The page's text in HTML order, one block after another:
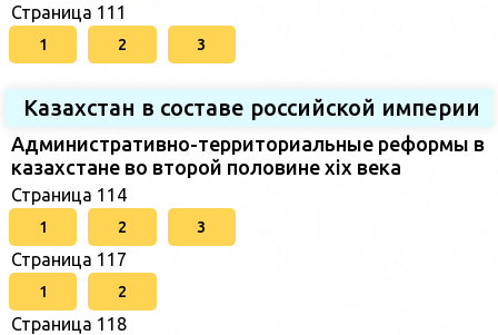
Страница 111
1 2 3
Казахстан в составе российской империи
Административно-территориальные реформы в
казахстане во второй половине xix века
Страница 114
1 2 3
Страница 117
1 2
Страница 118